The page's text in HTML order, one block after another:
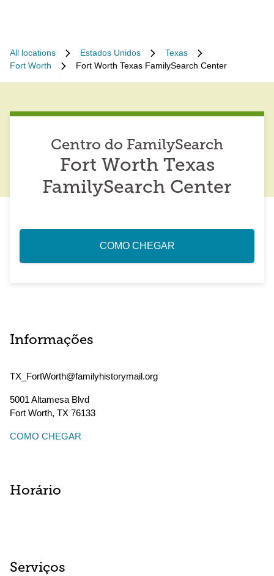
All locations Estados Unidos
Texas
Fort Worth
Fort Worth Texas FamilySearch Center
Centro do FamilySearch
Fort Worth Texas
FamilySearch Center
COMO CHEGAR
Informações
TX_FortWorth@familyhistorymail.org
5001 Altamesa Blvd
Fort Worth, TX 76133
COMO CHEGAR
Horário
Serviços